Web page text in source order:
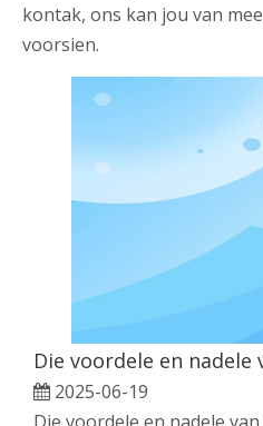
kontak, ons kan jou van
voorsien.
2025-06-19